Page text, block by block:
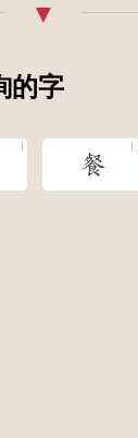
的字
餐